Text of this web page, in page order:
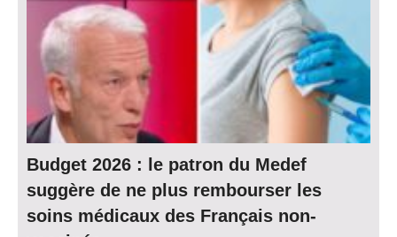
Budget 2026 : le patron du Medef
suggère de ne plus rembourser les
soins médicaux des Français non-